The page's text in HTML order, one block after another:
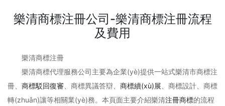
樂清商標注冊公司-樂清商標注冊流程
及費用
樂清商標注冊
樂清商標代理服務公司主要為企業(yè)提供一站式樂清市商標注
冊、 商標駁回復審 、商標異議答辯、 商標續(xù)展 、商標設計、商標
轉(zhuǎn)讓等相關業(yè)務。本頁面主要介紹樂清注冊商標的流程